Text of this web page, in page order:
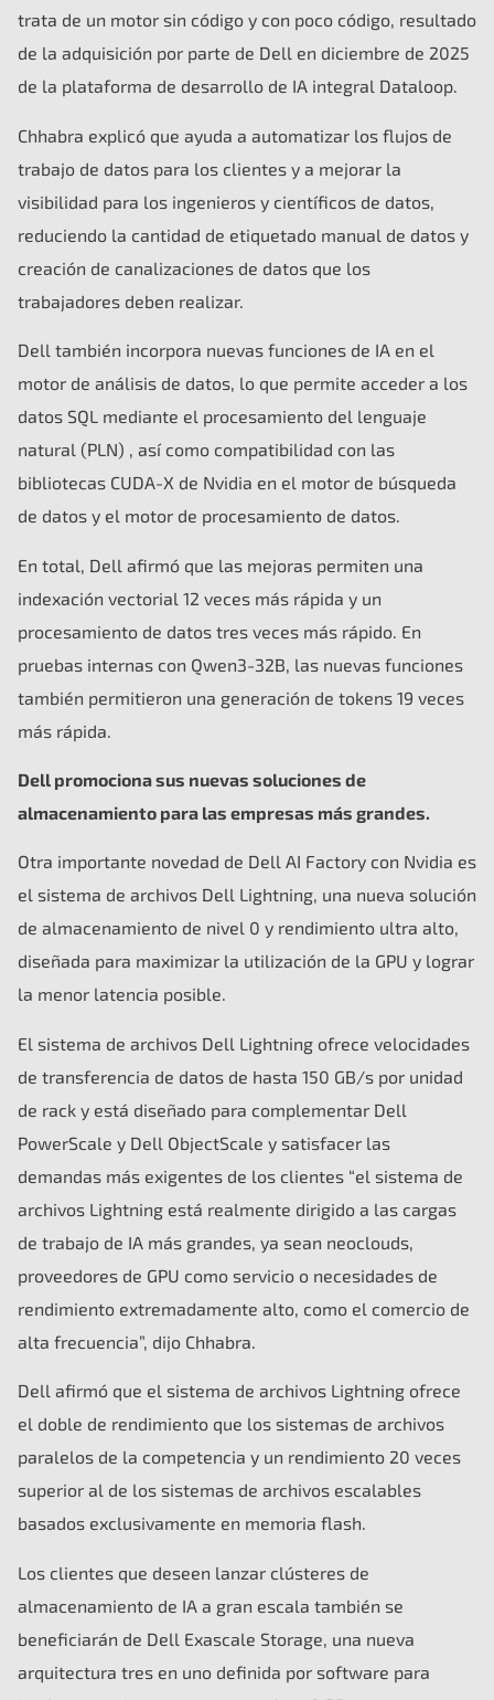
trata de un motor sin código y con poco código, resultado
de la adquisición por parte de Dell en diciembre de 2025
de la plataforma de desarrollo de IA integral Dataloop.
Chhabra explicó que ayuda a automatizar los flujos de
trabajo de datos para los clientes y a mejorar la
visibilidad para los ingenieros y científicos de datos,
reduciendo la cantidad de etiquetado manual de datos y
creación de canalizaciones de datos que los
trabajadores deben realizar.
Dell también incorpora nuevas funciones de IA en el
motor de análisis de datos, lo que permite acceder a los
datos SQL mediante el procesamiento del lenguaje
natural (PLN) , así como compatibilidad con las
bibliotecas CUDA-X de Nvidia en el motor de búsqueda
de datos y el motor de procesamiento de datos.
En total, Dell afirmó que las mejoras permiten una
indexación vectorial 12 veces más rápida y un
procesamiento de datos tres veces más rápido. En
pruebas internas con Qwen3-32B, las nuevas funciones
también permitieron una generación de tokens 19 veces
más rápida.
Dell promociona sus nuevas soluciones de
almacenamiento para las empresas más grandes.
Otra importante novedad de Dell AI Factory con Nvidia es
el sistema de archivos Dell Lightning, una nueva solución
de almacenamiento de nivel 0 y rendimiento ultra alto,
diseñada para maximizar la utilización de la GPU y lograr
la menor latencia posible.
El sistema de archivos Dell Lightning ofrece velocidades
de transferencia de datos de hasta 150 GB/s por unidad
de rack y está diseñado para complementar Dell
PowerScale y Dell ObjectScale y satisfacer las
demandas más exigentes de los clientes “el sistema de
archivos Lightning está realmente dirigido a las cargas
de trabajo de IA más grandes, ya sean neoclouds,
proveedores de GPU como servicio o necesidades de
rendimiento extremadamente alto, como el comercio de
alta frecuencia”, dijo Chhabra.
Dell afirmó que el sistema de archivos Lightning ofrece
el doble de rendimiento que los sistemas de archivos
paralelos de la competencia y un rendimiento 20 veces
superior al de los sistemas de archivos escalables
basados ​​exclusivamente en memoria flash.
Los clientes que deseen lanzar clústeres de
almacenamiento de IA a gran escala también se
beneficiarán de Dell Exascale Storage, una nueva
arquitectura tres en uno definida por software para